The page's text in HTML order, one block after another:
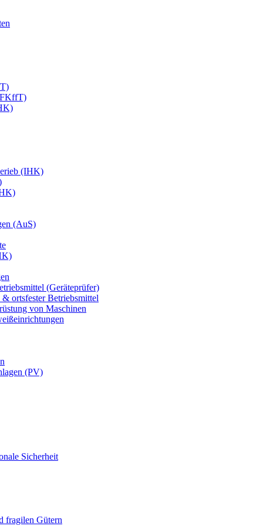
(IHK)
(AuS)
(Geräteprüfer)
ortsfester Betriebsmittel
von Maschinen
(PV)
Sicherheit
fragilen Gütern